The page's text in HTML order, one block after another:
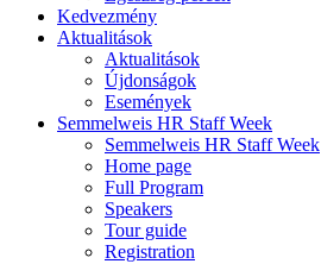
Kedvezmény
Aktualitások
Aktualitások
Újdonságok
Események
Semmelweis HR Staff Week
Semmelweis HR Staff Week
Home page
Full Program
Speakers
Tour guide
Registration